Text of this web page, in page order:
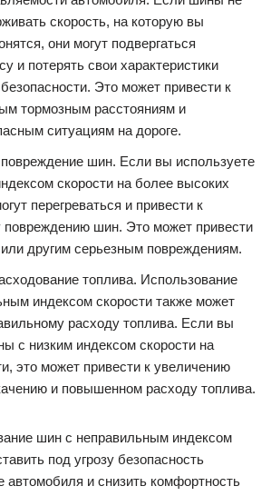
скорость, на которую вы
они могут подвергаться
и потерять свои характеристики
Это может привести к
тормозным расстояниям и
ситуациям на дороге.
шин. Если вы используете
скорости на более высоких
перегреваться и привести к
повреждению шин. Это может привести
другим серьезным повреждениям.
топлива. Использование
индексом скорости также может
расходу топлива. Если вы
с низким индексом скорости на
это может привести к увеличению
и повышенном расходу топлива.
шин с неправильным индексом
под угрозу безопасность
автомобиля и снизить комфортность